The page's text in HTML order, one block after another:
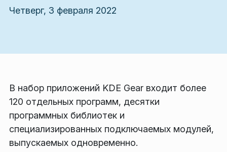
Четверг, 3 февраля 2022
В набор приложений KDE Gear входит более
120 отдельных программ, десятки
программных библиотек и
специализированных подключаемых модулей,
выпускаемых одновременно.